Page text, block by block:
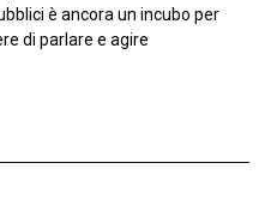
è ancora un incubo per
di parlare e agire